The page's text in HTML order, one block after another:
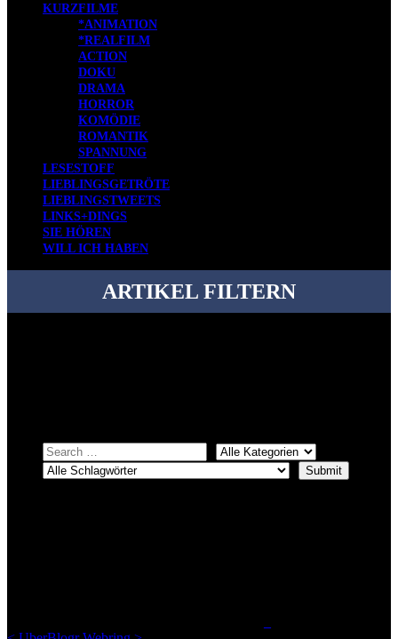
KURZFILME
*ANIMATION
*REALFILM
ACTION
DOKU
DRAMA
HORROR
KOMÖDIE
ROMANTIK
SPANNUNG
LESESTOFF
LIEBLINGSGETRÖTE
LIEBLINGSTWEETS
LINKS+DINGS
SIE HÖREN
WILL ICH HABEN
ARTIKEL FILTERN